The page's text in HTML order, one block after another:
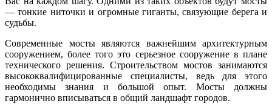
— тонкие ниточки и огромные гиганты, связующие берега и
судьбы.
Современные мосты являются важнейшим архитектурным
сооружением, более того это серьезное сооружение в плане
технического решения. Строительством мостов занимаются
высококвалифицированные специалисты, ведь для этого
необходимы знания и большой опыт. Мосты должны
гармонично вписываться в общий ландшафт городов.